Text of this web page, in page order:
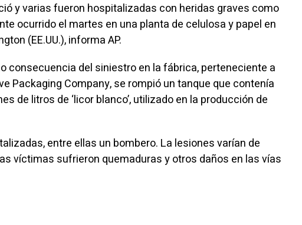
y varias fueron hospitalizadas con heridas graves como
ocurrido el martes en una planta de celulosa y papel en
(EE.UU.), informaAP.
consecuencia del siniestro en la fábrica, perteneciente a
Packaging Company, se rompió un tanque que contenía
de litros de ‘licor blanco’, utilizado en la producción de
entre ellas un bombero. La lesiones varían de
víctimas sufrieron quemaduras y otros daños en las vías